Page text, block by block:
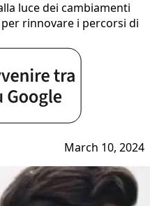
luce dei cambiamenti
rinnovare i percorsi di
March 10, 2024